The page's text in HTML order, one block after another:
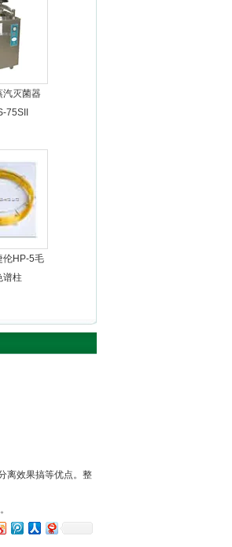
汽灭菌器
75SII
伦HP-5毛
谱柱
离效果搞等优点。整